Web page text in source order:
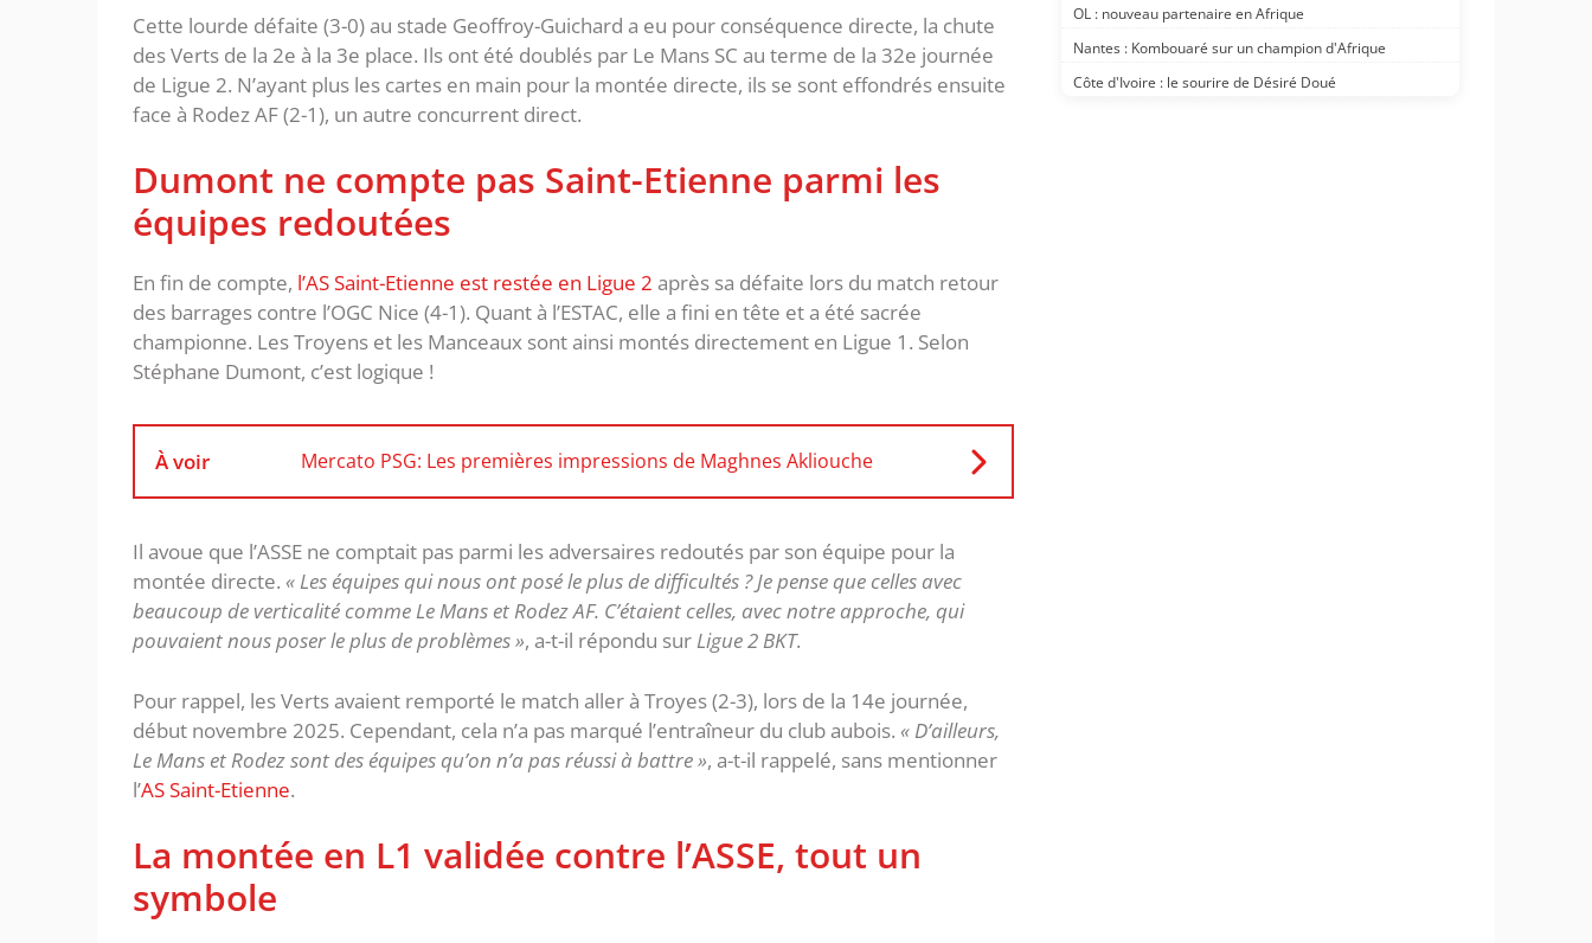
Cette lourde défaite (3-0) au stade Geoffroy-Guichard a eu pour conséquence directe, la chute
des Verts de la 2e à la 3e place. Ils ont été doublés par Le Mans SC au terme de la 32e journée
de Ligue 2. N’ayant plus les cartes en main pour la montée directe, ils se sont effondrés ensuite
face à Rodez AF (2-1), un autre concurrent direct.
Dumont ne compte pas Saint-Etienne parmi les
équipes redoutées
En fin de compte, l’AS Saint-Etienne est restée en Ligue 2 après sa défaite lors du match retour
des barrages contre l’OGC Nice (4-1). Quant à l’ESTAC, elle a fini en tête et a été sacrée
championne. Les Troyens et les Manceaux sont ainsi montés directement en Ligue 1. Selon
Stéphane Dumont, c’est logique !
À voir Mercato PSG: Les premières impressions de Maghnes Akliouche
Il avoue que l’ASSE ne comptait pas parmi les adversaires redoutés par son équipe pour la
montée directe. « Les équipes qui nous ont posé le plus de difficultés ? Je pense que celles avec
beaucoup de verticalité comme Le Mans et Rodez AF. C’étaient celles, avec notre approche, qui
pouvaient nous poser le plus de problèmes », a-t-il répondu sur Ligue 2 BKT.
Pour rappel, les Verts avaient remporté le match aller à Troyes (2-3), lors de la 14e journée,
début novembre 2025. Cependant, cela n’a pas marqué l’entraîneur du club aubois. « D’ailleurs,
Le Mans et Rodez sont des équipes qu’on n’a pas réussi à battre », a-t-il rappelé, sans mentionner
l’AS Saint-Etienne.
La montée en L1 validée contre l’ASSE, tout un
symbole
OL : nouveau partenaire en Afrique
Nantes : Kombouaré sur un champion d'Afrique
Côte d'Ivoire : le sourire de Désiré Doué